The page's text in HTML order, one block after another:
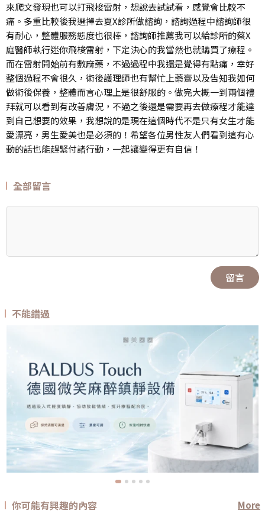
來爬文發現也可以打飛梭雷射，想說去試試看，感覺會比較不
痛。多重比較後我選擇去夏X診所做諮詢，諮詢過程中諮詢師很
有耐心，整體服務態度也很棒，諮詢師推薦我可以給診所的蔡X
庭醫師執行迷你飛梭雷射，下定決心的我當然也就購買了療程。
而在雷射開始前有敷麻藥，不過過程中我還是覺得有點痛，幸好
整個過程不會很久，術後護理師也有幫忙上藥膏以及告知我如何
做術後保養，整體而言心理上是很舒服的。做完大概一到兩個禮
拜就可以看到有改善膚況，不過之後還是需要再去做療程才能達
到自己想要的效果，我想說的是現在這個時代不是只有女生才能
愛漂亮，男生愛美也是必須的！希望各位男性友人們看到這有心
動的話也能趕緊付諸行動，一起讓變得更有自信！
全部留言
留言
不能錯過
你可能有興趣的內容 More